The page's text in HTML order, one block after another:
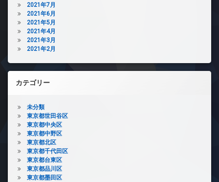
2021年7月
2021年6月
2021年5月
2021年4月
2021年3月
2021年2月
カテゴリー
未分類
東京都世田谷区
東京都中央区
東京都中野区
東京都北区
東京都千代田区
東京都台東区
東京都品川区
東京都墨田区